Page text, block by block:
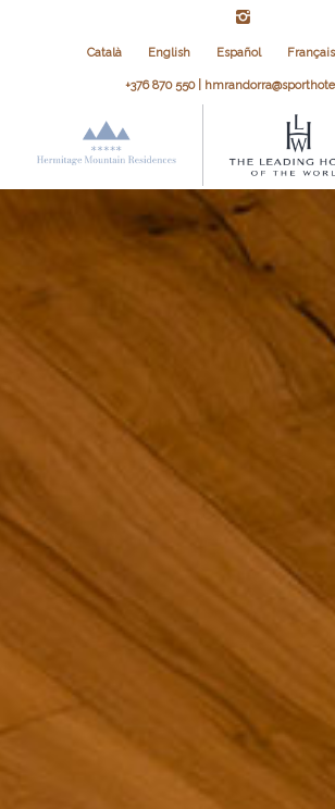
Català English Español Français
+376 870 550 |